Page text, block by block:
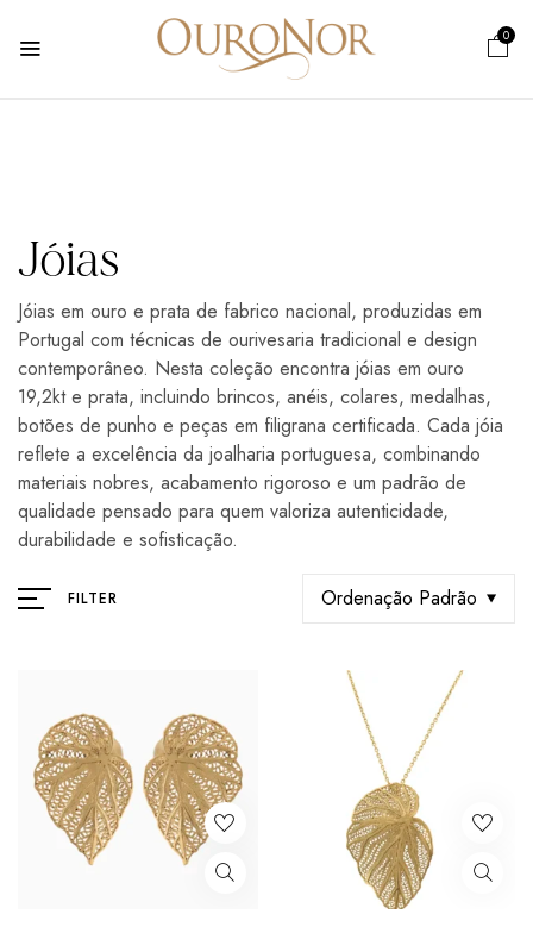
0
Jóias
Jóias em ouro e prata de fabrico nacional, produzidas em
Portugal com técnicas de ourivesaria tradicional e design
contemporâneo. Nesta coleção encontra jóias em ouro
19,2kt e prata, incluindo brincos, anéis, colares, medalhas,
botões de punho e peças em filigrana certificada. Cada jóia
reflete a excelência da joalharia portuguesa, combinando
materiais nobres, acabamento rigoroso e um padrão de
qualidade pensado para quem valoriza autenticidade,
durabilidade e sofisticação.
FILTER Ordenação Padrão